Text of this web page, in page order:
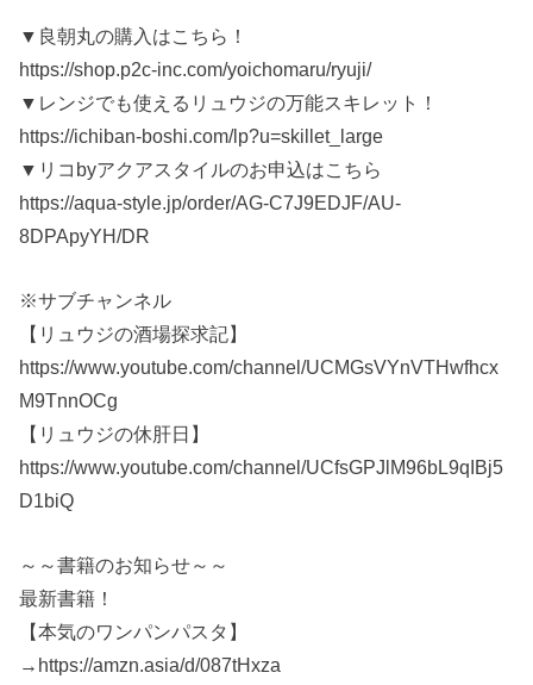
▼良朝丸の購入はこちら！
https://shop.p2c-inc.com/yoichomaru/ryuji/
▼レンジでも使えるリュウジの万能スキレット！
https://ichiban-boshi.com/lp?u=skillet_large
▼リコbyアクアスタイルのお申込はこちら
https://aqua-style.jp/order/AG-C7J9EDJF/AU-
8DPApyYH/DR
※サブチャンネル
【リュウジの酒場探求記】
https://www.youtube.com/channel/UCMGsVYnVTHwfhcx
M9TnnOCg
【リュウジの休肝日】
https://www.youtube.com/channel/UCfsGPJlM96bL9qIBj5
D1biQ
～～書籍のお知らせ～～
最新書籍！
【本気のワンパンパスタ】
→https://amzn.asia/d/087tHxza